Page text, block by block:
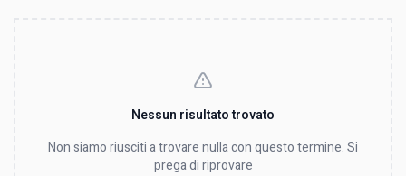
Nessun risultato trovato
Non siamo riusciti a trovare nulla con questo termine. Si
prega di riprovare